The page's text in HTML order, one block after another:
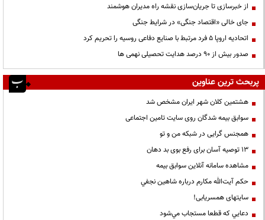
از خبرسازی تا جریان‌سازی نقشه راه مدیران هوشمند
جای خالی «اقتصاد جنگی» در شرایط جنگی
اتحادیه اروپا ۵ فرد مرتبط با صنایع دفاعی روسیه را تحریم کرد
صدور بیش از ۹۰ درصد هدایت تحصیلی نهمی ها
پربحث ترین عناوین
هشتمین کلان شهر ایران مشخص شد
سوابق بیمه شدگان روی سایت تامین اجتماعی
همجنس گرایی در شبکه من و تو
13 توصیه آسان برای رفع بوی بد دهان
مشاهده سامانه آنلاين سوابق بیمه
حكم آيت‌الله مكارم درباره شاهين نجفي
سایتهای همسریابی!
دعايي كه قطعا مستجاب مي‌شود